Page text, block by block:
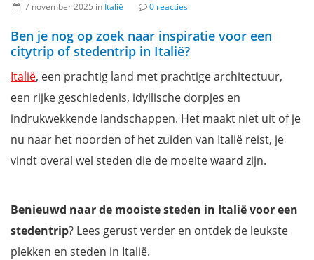
7 november 2025 in Italië 0 reacties
Ben je nog op zoek naar inspiratie voor een
citytrip of stedentrip in Italië?
Italië, een prachtig land met prachtige architectuur,
een rijke geschiedenis, idyllische dorpjes en
indrukwekkende landschappen. Het maakt niet uit of je
nu naar het noorden of het zuiden van Italië reist, je
vindt overal wel steden die de moeite waard zijn.
Benieuwd naar de mooiste steden in Italië voor een
stedentrip? Lees gerust verder en ontdek de leukste
plekken en steden in Italië.